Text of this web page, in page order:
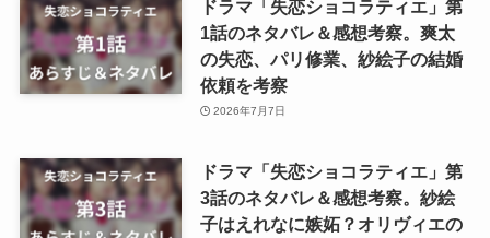
ドラマ「失恋ショコラティエ」第
1話のネタバレ＆感想考察。爽太
の失恋、パリ修業、紗絵子の結婚
依頼を考察
2026年7月7日
ドラマ「失恋ショコラティエ」第
3話のネタバレ＆感想考察。紗絵
子はえれなに嫉妬？オリヴィエの